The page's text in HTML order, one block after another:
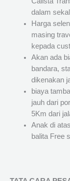
dalam
Harga
masing
kepada
Akan ada
bandara,
dikenakan
biaya
jauh dari
5Km dari
Anak di
balita Free